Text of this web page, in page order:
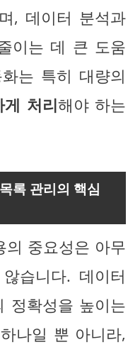
, 데이터 분석과
이는 데 큰 도움
는 특히 대량의
게 처리해야 하는
록 관리의 핵심
의 중요성은 아무
습니다. 데이터
정확성을 높이는
나일 뿐 아니라,